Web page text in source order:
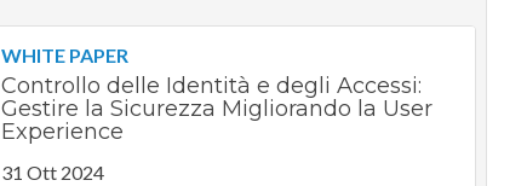
WHITE PAPER
Controllo delle Identità e degli Accessi:
Gestire la Sicurezza Migliorando la User
Experience
31 Ott 2024